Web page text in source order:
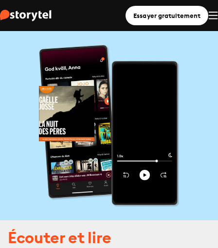
Essayer gratuitement
Écouter et lire